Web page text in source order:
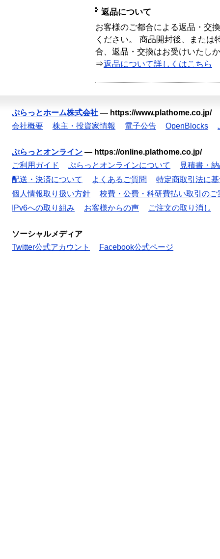
返品について
お客様のご都合による返品・交
ください。 商品開封後、または
合、返品・交換はお受けいたし
⇒返品について詳しくはこちら
ぷらっとホーム株式会社 — https://www.plathome.co.jp/
会社概要
株主・投資家情報 電子公告 OpenBlocks
ぷらっとオンライン — https://online.plathome.co.jp/
ご利用ガイド
ぷらっとオンラインについて
見積書・
配送・決済について
よくあるご質問
特定商取引法に
個人情報取り扱い方針
校費・公費・科研費払い取引のご
IPv6への取り組み
お客様からの声 ご注文の取り消し
ソーシャルメディア
Twitter公式アカウント
Facebook公式ページ